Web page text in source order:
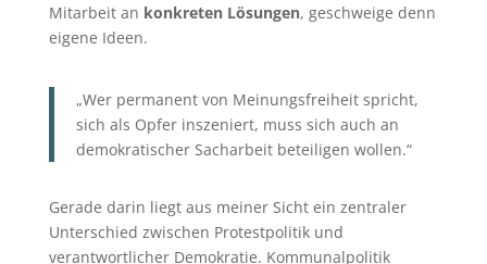
Mitarbeit an konkreten Lösungen, geschweige denn
eigene Ideen.
„Wer permanent von Meinungsfreiheit spricht,
sich als Opfer inszeniert, muss sich auch an
demokratischer Sacharbeit beteiligen wollen.“
Gerade darin liegt aus meiner Sicht ein zentraler
Unterschied zwischen Protestpolitik und
verantwortlicher Demokratie. Kommunalpolitik